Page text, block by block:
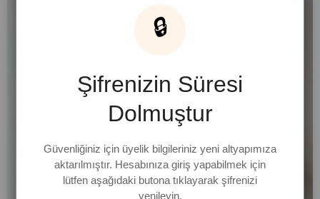
🔒
Şifrenizin Süresi
Dolmuştur
Güvenliğiniz için üyelik bilgileriniz yeni altyapımıza
aktarılmıştır. Hesabınıza giriş yapabilmek için
lütfen aşağıdaki butona tıklayarak şifrenizi
yenileyin.